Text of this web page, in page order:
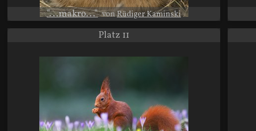
"...makro..." vonRüdiger Kaminski
Platz 11